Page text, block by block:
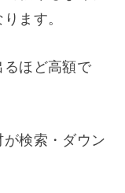
ます。
ほど高額で
検索・ダウン